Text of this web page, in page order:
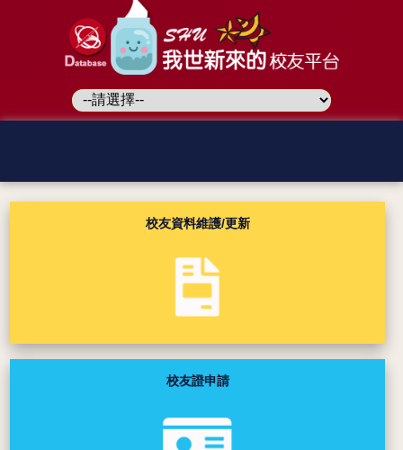
校友資料維護/更新
校友證申請